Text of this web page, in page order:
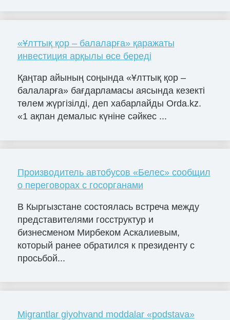
«Ұлттық қор – балаларға» қаражаты
инвестиция арқылы өсе береді
Қаңтар айының соңында «Ұлттық қор –
балаларға» бағдарламасы аясында кезекті
төлем жүргізілді, деп хабарлайды Orda.kz.
«1 ақпан демалыс күніне сәйкес ...
Производитель автобусов «Белес» сообщил
о переговорах с госорганами
В Кыргызстане состоялась встреча между
представителями госструктур и
бизнесменом Мирбеком Аскалиевым,
который ранее обратился к президенту с
просьбой...
Migrantlar giyohvand moddalar «podstava»